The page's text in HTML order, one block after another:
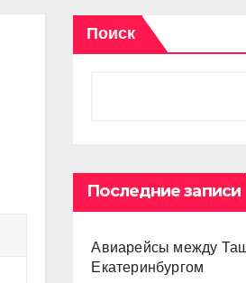
Поиск
Последние записи
Авиарейсы между
Екатеринбургом